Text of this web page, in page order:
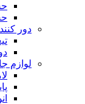
دور
لوازم